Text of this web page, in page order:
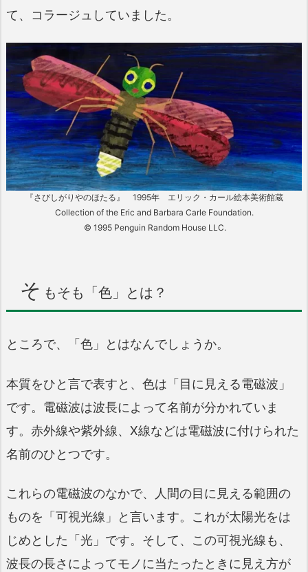
て、コラージュしていました。
『さびしがりやのほたる』 1995年 エリック・カール絵本美術館蔵
Collection of the Eric and Barbara Carle Foundation.
© 1995 Penguin Random House LLC.
そ もそも「色」とは？
ところで、「色」とはなんでしょうか。
本質をひと言で表すと、色は「目に見える電磁波」
です。電磁波は波長によって名前が分かれていま
す。赤外線や紫外線、X線などは電磁波に付けられた
名前のひとつです。
これらの電磁波のなかで、人間の目に見える範囲の
ものを「可視光線」と言います。これが太陽光をは
じめとした「光」です。そして、この可視光線も、
波長の長さによってモノに当たったときに見え方が